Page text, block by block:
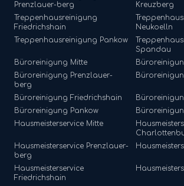
Prenzlauer-berg
Kreuzberg
Treppenhausreinigung
Friedrichshain
Neukoelln
Treppenhausreinigung Pankow
Spandau
Büroreinigung Mitte
Büroreinigung Prenzlauer-
berg
Büroreinigung Friedrichshain
Büroreinigung Pankow
Hausmeisterservice Mitte
Hausmeisterservice Prenzlauer-
berg
Hausmeisterservice
Friedrichshain